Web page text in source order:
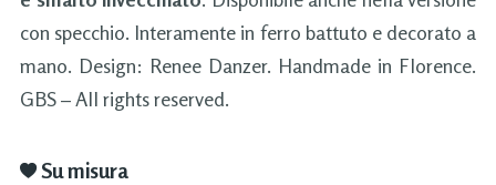
con specchio. Interamente in ferro battuto e decorato a
mano. Design: Renee Danzer. Handmade in Florence.
GBS – All rights reserved.
Su misura